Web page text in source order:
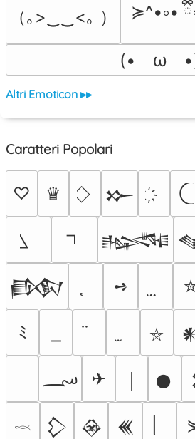
（｡>‿‿<｡ ） ≽^•༚•
(•　ω　
Altri Emoticon ▸▸
Caratteri Popolari
♡ ♛ 𒁍
𒈙
𒁃 ➺
ﾐ ⛥
؄ ✈ 𒊹
𓎖 𒁷 𒊲 𒌍